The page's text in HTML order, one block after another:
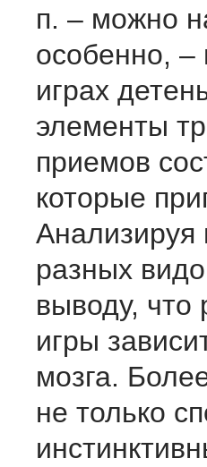
п. – можно
особенно, –
играх
элементы
приемов
которые
разных
выводу, что
игры
мозга.
не только